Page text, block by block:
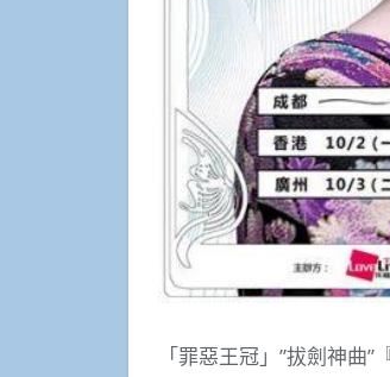
「罪惡王冠」”拔劍神曲